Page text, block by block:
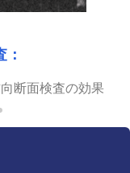
ルタイム測定と3D